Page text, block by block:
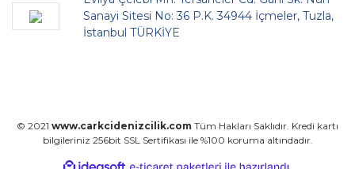
Sanayi Sitesi No: 36 P.K. 34944 İçmeler, Tuzla,
İstanbul TÜRKİYE
© 2021 www.carkcidenizcilik.com Tüm Hakları Saklıdır. Kredi kartı
bilgileriniz 256bit SSL Sertifikası ile %100 koruma altındadır.